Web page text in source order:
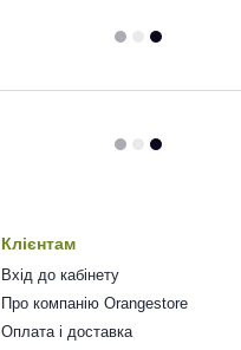
Клієнтам
Вхід до кабінету
Про компанію Orangestore
Оплата і доставка